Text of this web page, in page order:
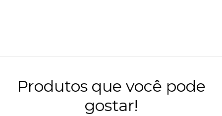
Produtos que você pode
gostar!